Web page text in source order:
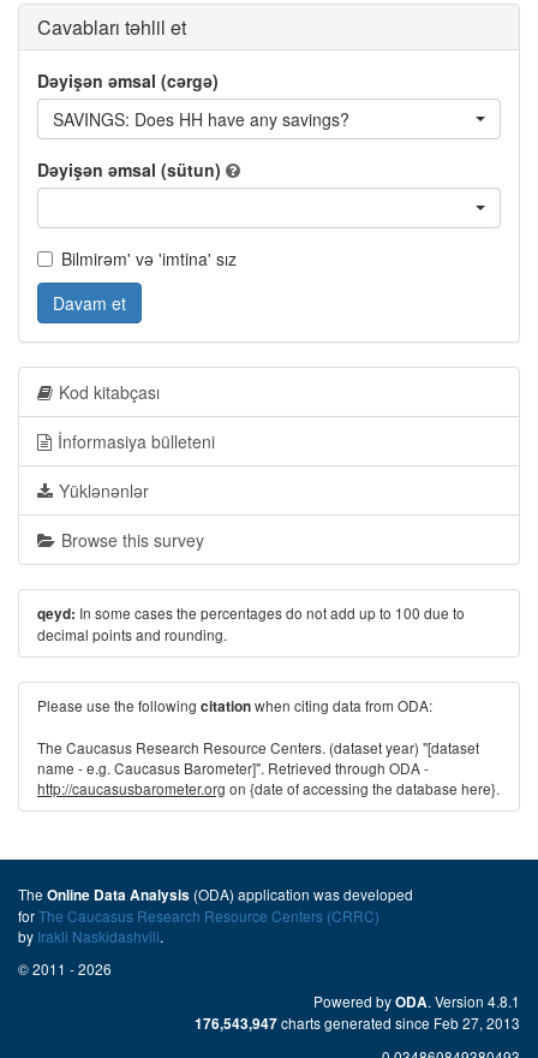
Cavabları təhlil et
Dəyişən əmsal (cərgə)
SAVINGS: Does HH have any savings?
Dəyişən əmsal (sütun)
Bilmirəm' və 'imtina' sız
Davam et
Kod kitabçası
İnformasiya bülleteni
Yüklənənlər
Browse this survey
qeyd: In some cases the percentages do not add up to 100 due to
decimal points and rounding.
Please use the following citationwhen citing data from ODA:
The Caucasus Research Resource Centers. (dataset year) "[dataset
name - e.g. Caucasus Barometer]". Retrieved through ODA -
http://caucasusbarometer.org on {date of accessing the database here}.
The Online Data Analysis (ODA) application was developed
forThe Caucasus Research Resource Centers (CRRC)
by Irakli Naskidashvili.
© 2011 - 2026
Powered byODA. Version 4.8.1
176,543,947charts generated since Feb 27, 2013